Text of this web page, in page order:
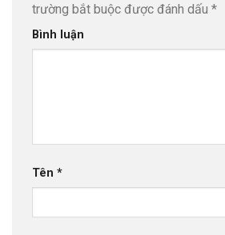
trường bắt buộc được đánh dấu *
Bình luận
Tên *